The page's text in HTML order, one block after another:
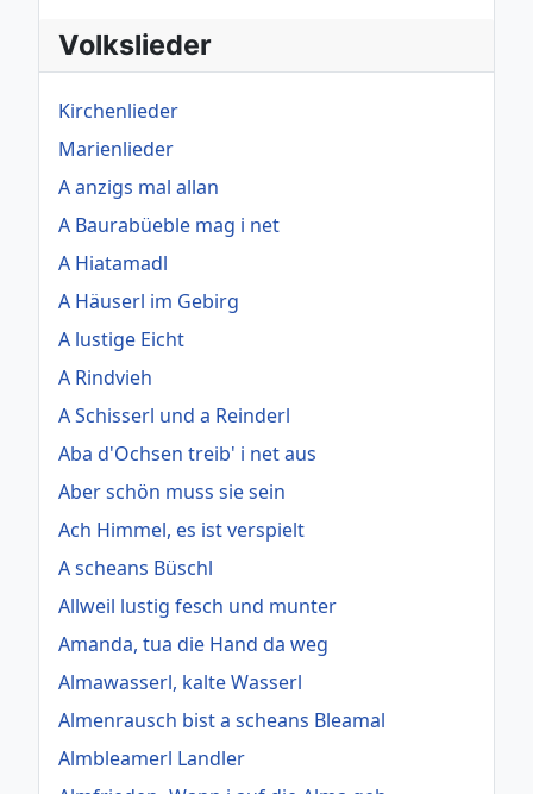
Volkslieder
Kirchenlieder
Marienlieder
A anzigs mal allan
A Baurabüeble mag i net
A Hiatamadl
A Häuserl im Gebirg
A lustige Eicht
A Rindvieh
A Schisserl und a Reinderl
Aba d'Ochsen treib' i net aus
Aber schön muss sie sein
Ach Himmel, es ist verspielt
A scheans Büschl
Allweil lustig fesch und munter
Amanda, tua die Hand da weg
Almawasserl, kalte Wasserl
Almenrausch bist a scheans Bleamal
Almbleamerl Landler